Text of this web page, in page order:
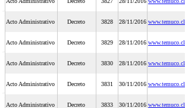
Acto Administrativo Decreto 3828 28/11/2016 www.temuco.cl
Acto Administrativo Decreto 3829 28/11/2016 www.temuco.cl
Acto Administrativo Decreto 3830 28/11/2016 www.temuco.cl
Acto Administrativo Decreto 3831 30/11/2016 www.temuco.cl
Acto Administrativo Decreto 3833 30/11/2016 www.temuco.cl